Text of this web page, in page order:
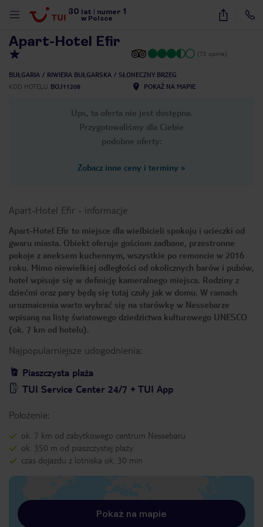
30 lat numer 1
w Polsce
23
Apart-Hotel Efir
(73 opinie)
BUŁGARIA RIWIERA BUŁGARSKA
SŁONECZNY BRZEG
KOD HOTELU BOJ11208 POKAŻ NA MAPIE
Ups, ta oferta nie jest dostępna.
Przygotowaliśmy dla Ciebie
podobne oferty:
Zobacz inne ceny i terminy »
Apart-Hotel Efir - informacje
Apart-Hotel Efir to miejsce dla wielbicieli spokoju i ucieczki od
gwaru miasta. Obiekt oferuje gościom zadbane, przestronne
pokoje z aneksem kuchennym, wszystkie po remoncie w 2016
roku. Mimo niewielkiej odległości od okolicznych barów i pubów,
hotel wpisuje się w definicję kameralnego miejsca. Rodziny z
dziećmi oraz pary będą się tutaj czuły jak w domu. W ramach
urozmaicenia warto wybrać się na starówkę w Nessebarze
wpisaną na listę światowego dziedzictwa kulturowego UNESCO
(ok. 7 km od hotelu).
Najpopularniejsze udogodnienia:
Piaszczysta plaża
TUI Service Center 24/7 + TUI App
Położenie:
ok. 7 km od zabytkowego centrum Nessebaru
ok. 350 m od piaszczystej plaży
czas dojazdu z lotniska ok. 30 min
Pokaż na mapie